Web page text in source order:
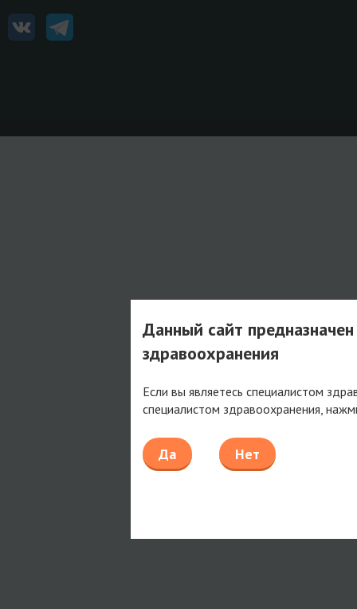
Данный сайт
здравоохранения
Если вы являетесь специалистом
специалистом здравоохранения,
Да Нет